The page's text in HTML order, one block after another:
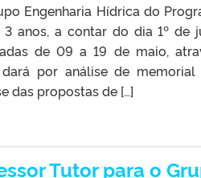
Engenharia Hídrica do
anos, a contar do dia 1º de
de 09 a 19 de maio,
dará por análise de
das propostas de […]
Tutor para o